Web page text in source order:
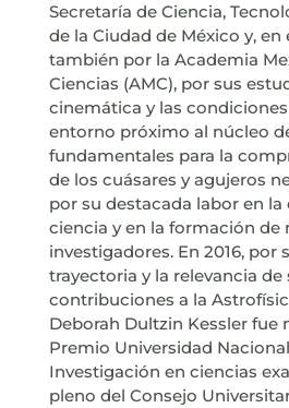
Secretaría de Ciencia,
de la Ciudad de México y, en
también por la Academia
Ciencias (AMC), por sus
cinemática y las
entorno próximo al núcleo
fundamentales para la
de los cuásares y agujeros
por su destacada labor en la
ciencia y en la formación de
investigadores. En 2016, por
trayectoria y la relevancia de
contribuciones a la
Deborah Dultzin Kessler fue
Premio Universidad
Investigación en ciencias
pleno del Consejo